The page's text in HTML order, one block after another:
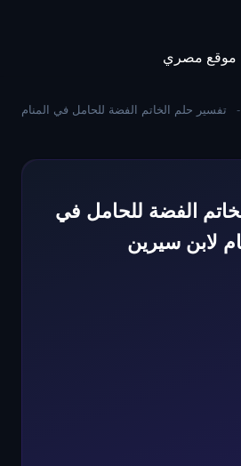
موقع مصري
-
تفسير حلم الخاتم الفضة للحامل في المنام
الفضة للحامل في
لابن سيرين